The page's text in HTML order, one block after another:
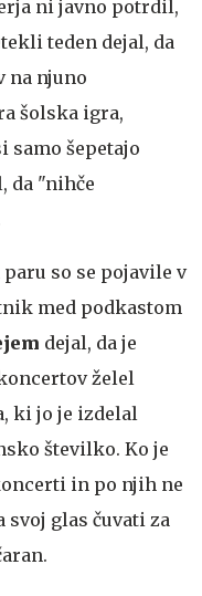
ni javno potrdil,
teden dejal, da
na njuno
šolska igra,
samo šepetajo
da "nihče
so se pojavile v
med podkastom
dejal, da je
želel
ki jo je izdelal
številko. Ko je
in po njih ne
svoj glas čuvati za